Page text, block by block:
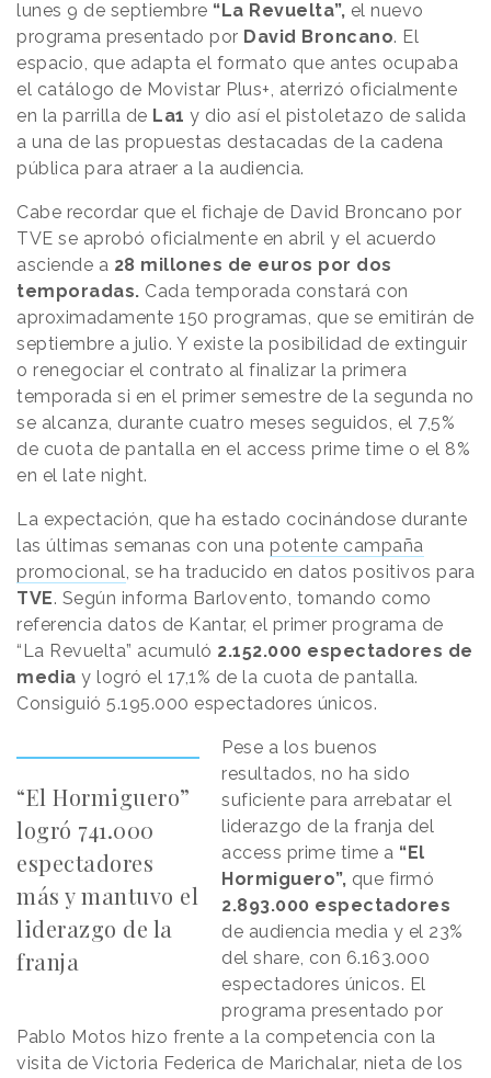
lunes 9 de septiembre “La Revuelta”, el nuevo
programa presentado por David Broncano. El
espacio, que adapta el formato que antes ocupaba
el catálogo de Movistar Plus+, aterrizó oficialmente
en la parrilla de La1 y dio así el pistoletazo de salida
a una de las propuestas destacadas de la cadena
pública para atraer a la audiencia.
Cabe recordar que el fichaje de David Broncano por
TVE se aprobó oficialmente en abril y el acuerdo
asciende a 28 millones de euros por dos
temporadas. Cada temporada constará con
aproximadamente 150 programas, que se emitirán de
septiembre a julio. Y existe la posibilidad de extinguir
o renegociar el contrato al finalizar la primera
temporada si en el primer semestre de la segunda no
se alcanza, durante cuatro meses seguidos, el 7,5%
de cuota de pantalla en el access prime time o el 8%
en el late night.
La expectación, que ha estado cocinándose durante
las últimas semanas con una potente campaña
promocional, se ha traducido en datos positivos para
TVE. Según informa Barlovento, tomando como
referencia datos de Kantar, el primer programa de
“La Revuelta” acumuló 2.152.000 espectadores de
media y logró el 17,1% de la cuota de pantalla.
Consiguió 5.195.000 espectadores únicos.
“El Hormiguero”
logró 741.000
espectadores
más y mantuvo el
liderazgo de la
franja
Pese a los buenos
resultados, no ha sido
suficiente para arrebatar el
liderazgo de la franja del
access prime time a “El
Hormiguero”, que firmó
2.893.000 espectadores
de audiencia media y el 23%
del share, con 6.163.000
espectadores únicos. El
programa presentado por
Pablo Motos hizo frente a la competencia con la
visita de Victoria Federica de Marichalar, nieta de los